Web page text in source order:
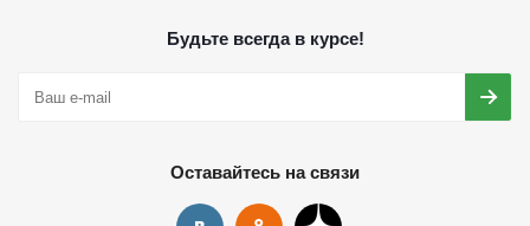
Будьте всегда в курсе!
Оставайтесь на связи